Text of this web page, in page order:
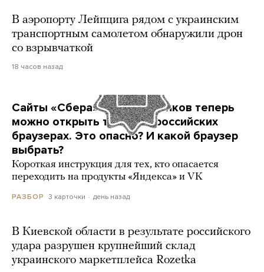
В аэропорту Лейпцига рядом с украинским
транспортным самолетом обнаружили дрон
со взрывчаткой
18 часов назад
Сайты «Сбера» и других банков теперь
можно открыть только в российских
браузерах. Это опасно? И какой браузер
выбрать?
Короткая инструкция для тех, кто опасается
переходить на продукты «Яндекса» и VK
РАЗБОР 3 карточки день назад
В Киевской области в результате российского
удара разрушен крупнейший склад
украинского маркетплейса Rozetka